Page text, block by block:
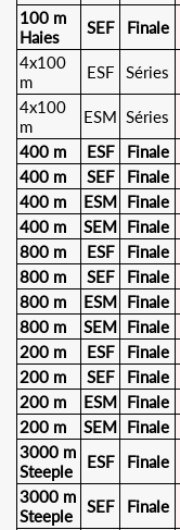
100 m
Haies
SEF Finale
4x100
m
ESF Séries
4x100
m
ESM Séries
400 m
ESF Finale
400 m
SEF Finale
400 m
ESM Finale
400 m
SEM Finale
800 m
ESF Finale
800 m
SEF Finale
800 m
ESM Finale
800 m
SEM Finale
200 m
ESF Finale
200 m
SEF Finale
200 m
ESM Finale
200 m
SEM Finale
3000 m
Steeple
ESF Finale
3000 m
Steeple
SEF Finale